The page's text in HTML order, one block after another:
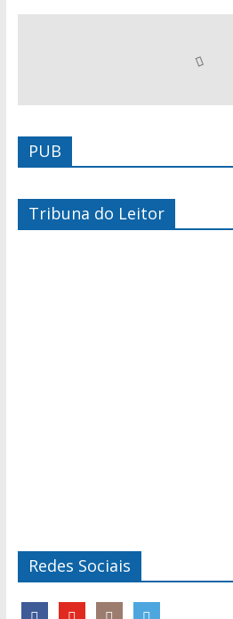
PUB
Tribuna do Leitor
Redes Sociais